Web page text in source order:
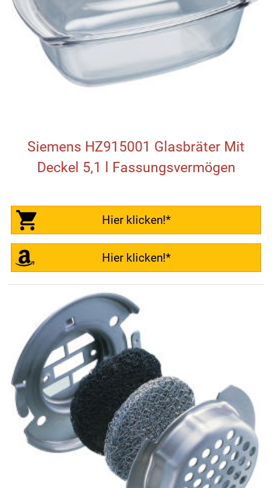
Siemens HZ915001 Glasbräter Mit
Deckel 5,1 l Fassungsvermögen
Hier klicken!*
Hier klicken!*